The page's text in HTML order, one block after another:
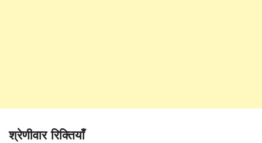
श्रेणीवार रिक्तियाँ